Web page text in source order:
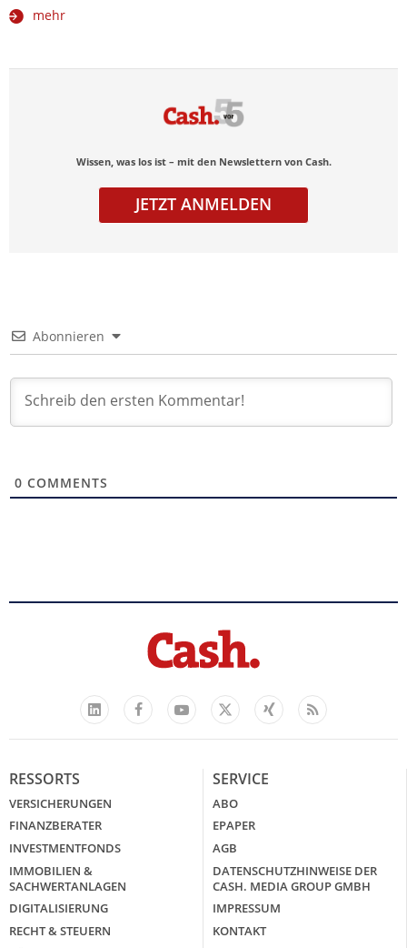
mehr
Wissen, was los ist – mit den Newslettern von Cash.
JETZT ANMELDEN
Abonnieren
0 COMMENTS
LinkedIn
FacebookYouTube
X
Xing Feed
RESSORTS
VERSICHERUNGEN
FINANZBERATER
INVESTMENTFONDS
IMMOBILIEN &
SACHWERTANLAGEN
DIGITALISIERUNG
RECHT & STEUERN
SERVICE
ABO
EPAPER
AGB
DATENSCHUTZHINWEISE DER
CASH. MEDIA GROUP GMBH
IMPRESSUM
KONTAKT